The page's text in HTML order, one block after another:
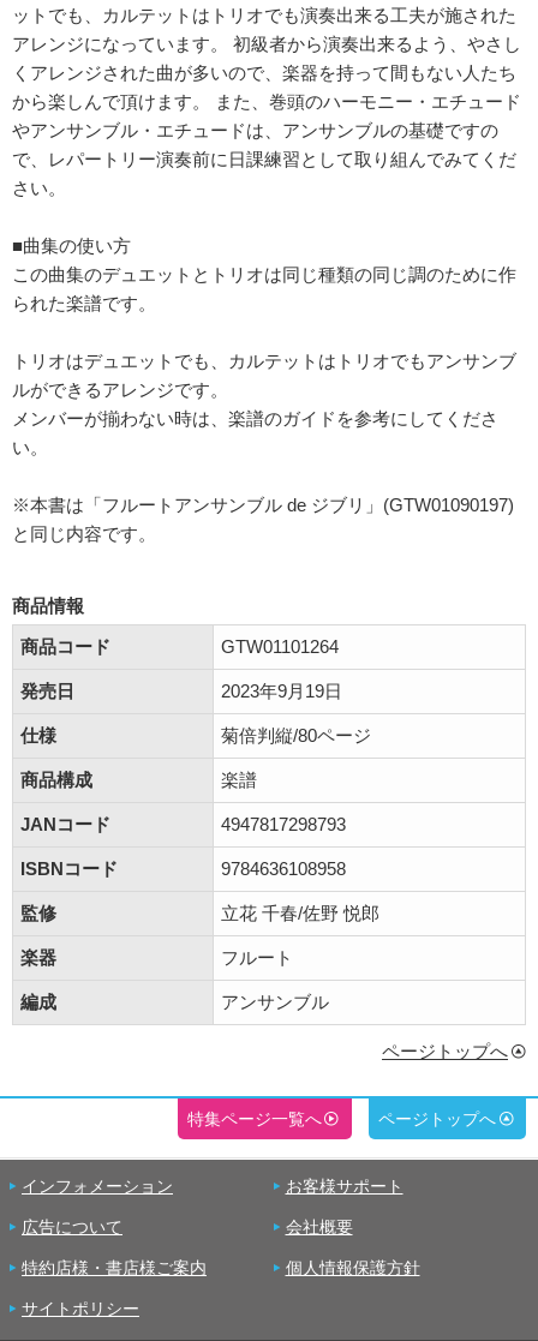
ットでも、カルテットはトリオでも演奏出来る工夫が施された
アレンジになっています。 初級者から演奏出来るよう、やさし
くアレンジされた曲が多いので、楽器を持って間もない人たち
から楽しんで頂けます。 また、巻頭のハーモニー・エチュード
やアンサンブル・エチュードは、アンサンブルの基礎ですの
で、レパートリー演奏前に日課練習として取り組んでみてくだ
さい。
■曲集の使い方
この曲集のデュエットとトリオは同じ種類の同じ調のために作
られた楽譜です。
トリオはデュエットでも、カルテットはトリオでもアンサンブ
ルができるアレンジです。
メンバーが揃わない時は、楽譜のガイドを参考にしてくださ
い。
※本書は「フルートアンサンブル de ジブリ」(GTW01090197)
と同じ内容です。
商品情報
商品コード
GTW01101264
発売日 2023年9月19日
仕様 菊倍判縦/80ページ
商品構成 楽譜
JANコード 4947817298793
ISBNコード 9784636108958
監修 立花 千春/佐野 悦郎
楽器 フルート
編成 アンサンブル
ページトップへ
特集ページ一覧へ ページトップへ
インフォメーション お客様サポート
広告について 会社概要
特約店様・書店様ご案内 個人情報保護方針
サイトポリシー